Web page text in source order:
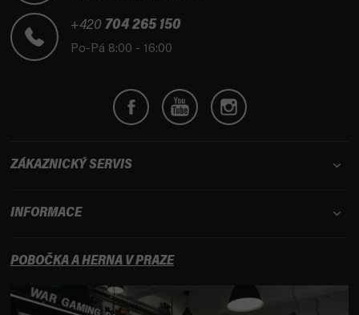
+420 704 265 150
Po-Pá 8:00 - 16:00
ZÁKAZNICKÝ SERVIS
INFORMACE
POBOČKA A HERNA V PRAZE